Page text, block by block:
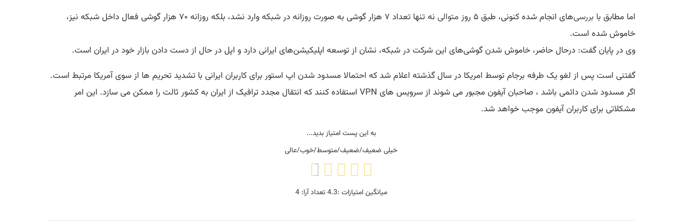
اما مطابق با بررسی‌های انجام شده کنونی، طبق ۵ روز متوالی
نه تنها تعداد ۷ هزار گوشی به صورت روزانه در شبکه وارد نشد، بلکه روزانه ۷۰ هزار گوشی فعال داخل شبکه نیز،
خاموش شده است.
وی در پایان گفت: درحال حاضر، خاموش شدن گوشی‌های این شرکت در شبکه، نشان از توسعه اپلیکیشن‌های ایرانی دارد و اپل در حال از دست دادن بازار خود در ایران است.
گفتنی است پس از لغو یک طرفه برجام توسط امریکا در سال گذشته اعلام شد که احتمالا مسدود شدن اپ استور برای کاربران ایرانی با تشدید تحریم ها از سوی آمریکا مرتبط است.
اگر مسدود شدن دائمی باشد ، صاحبان آیفون مجبور می شوند از سرویس های VPN استفاده کنند که انتقال مجدد ترافیک از ایران به کشور ثالت را ممکن می سازد. این امر
مشکلاتی برای کاربران آیفون موجب خواهد شد.
به این پست امتیاز بدید...
خیلی ضعیف/ضعیف/متوسط/خوب/عالی
میانگین امتیازات :4.3تعداد آرا:4